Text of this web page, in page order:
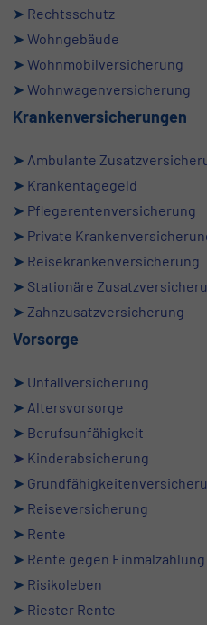
➤ Rechtsschutz
➤ Wohngebäude
➤ Wohnmobilversicherung
➤ Wohnwagenversicherung
Krankenversicherungen
➤ Ambulante
➤ Krankentagegeld
➤ Pflegerentenversicherung
➤ Private
➤ Reisekrankenversicherung
➤ Stationäre
➤ Zahnzusatzversicherung
Vorsorge
➤ Unfallversicherung
➤ Altersvorsorge
➤ Berufsunfähigkeit
➤ Kinderabsicherung
➤
➤ Reiseversicherung
➤ Rente
➤ Rente gegen Einmalzahlung
➤ Risikoleben
➤ Riester Rente